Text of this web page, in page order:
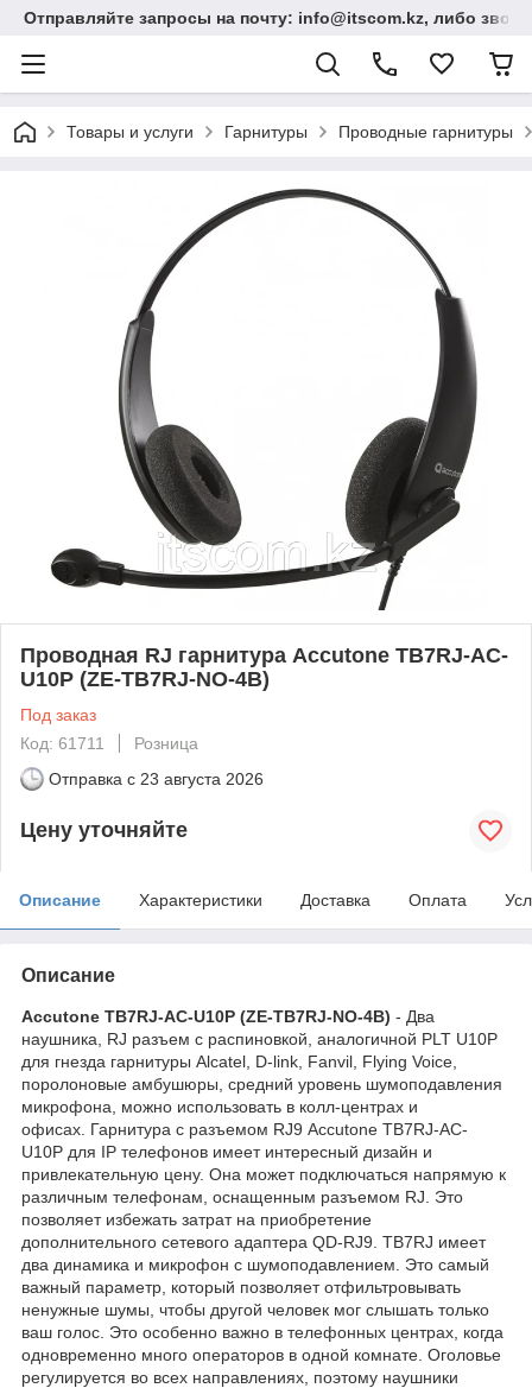
Отправляйте запросы на почту: info@itscom.kz, либо
Товары и услуги Гарнитуры Проводные гарнитуры
Проводная RJ гарнитура Accutone TB7RJ-AC-
U10P (ZE-TB7RJ-NO-4B)
Под заказ
Код: 61711
Розница
Отправка с 23 августа 2026
Цену уточняйте
Описание Характеристики Доставка Оплата
Описание
Accutone TB7RJ-AC-U10P (ZE-TB7RJ-NO-4B) - Два
наушника, RJ разъем с распиновкой, аналогичной PLT U10P
для гнезда гарнитуры Alcatel, D-link, Fanvil, Flying Voice,
поролоновые амбушюры, средний уровень шумоподавления
микрофона, можно использовать в колл-центрах и
офисах. Гарнитура с разъемом RJ9 Accutone TB7RJ-AC-
U10P для IP телефонов имеет интересный дизайн и
привлекательную цену. Она может подключаться напрямую к
различным телефонам, оснащенным разъемом RJ. Это
позволяет избежать затрат на приобретение
дополнительного сетевого адаптера QD-RJ9. TB7RJ имеет
два динамика и микрофон с шумоподавлением. Это самый
важный параметр, который позволяет отфильтровывать
ненужные шумы, чтобы другой человек мог слышать только
ваш голос. Это особенно важно в телефонных центрах, когда
одновременно много операторов в одной комнате. Оголовье
регулируется во всех направлениях, поэтому наушники